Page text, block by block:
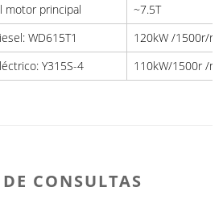
motor principal
~7.5T
WD615T1
120kW /1500r/
Y315S-4
110kW/1500r /
CONSULTAS